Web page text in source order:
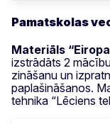
Pamatskolas
Materiāls
izstrādāts 2
zināšanu un
paplašināšanos.
tehnika “Lēciens